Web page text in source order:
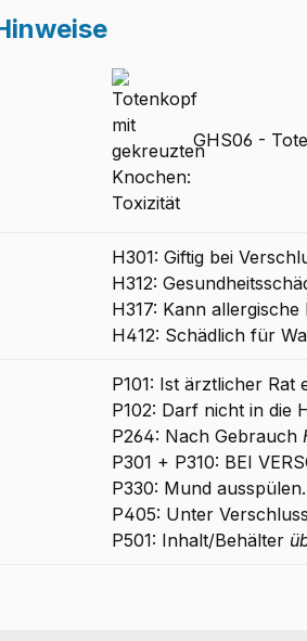
GHS06 -
H301: Giftig bei
H312:
H317: Kann
H412: Schädlich für
P101: Ist ärztlicher
P102: Darf nicht in die
P264: Nach Gebrauch
P301 + P310: BEI
P330: Mund ausspülen.
P405: Unter
P501: Inhalt/Behälter